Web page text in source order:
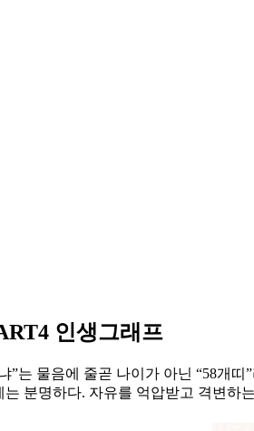
인생그래프
”는 물음에 줄곧 나이가 아닌 “58개
분명하다. 자유를 억압받고 격변하